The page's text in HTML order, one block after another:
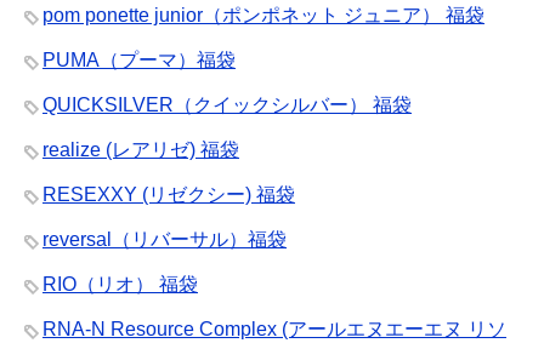
pom ponette junior（ポンポネット ジュニア） 福袋
PUMA（プーマ）福袋
QUICKSILVER（クイックシルバー） 福袋
realize (レアリゼ) 福袋
RESEXXY (リゼクシー) 福袋
reversal（リバーサル）福袋
RIO（リオ） 福袋
RNA-N Resource Complex (アールエヌエーエヌ リソ